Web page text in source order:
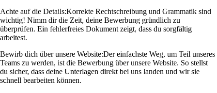
Achte auf die Details:Korrekte Rechtschreibung und Grammatik sind
wichtig! Nimm dir die Zeit, deine Bewerbung gründlich zu
überprüfen. Ein fehlerfreies Dokument zeigt, dass du sorgfältig
arbeitest.
Bewirb dich über unsere Website:Der einfachste Weg, um Teil unseres
Teams zu werden, ist die Bewerbung über unsere Website. So stellst
du sicher, dass deine Unterlagen direkt bei uns landen und wir sie
schnell bearbeiten können.